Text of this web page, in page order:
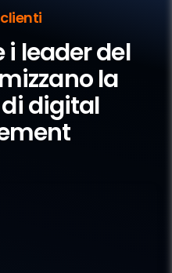
i leader del
la
digital